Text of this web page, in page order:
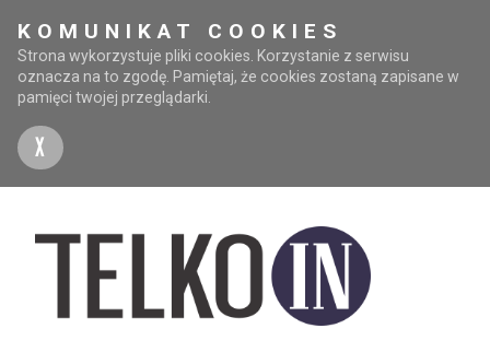
KOMUNIKAT COOKIES
Strona wykorzystuje pliki cookies. Korzystanie z serwisu
oznacza na to zgodę. Pamiętaj, że cookies zostaną zapisane w
pamięci twojej przeglądarki.
X